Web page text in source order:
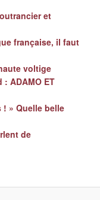
et
française, il faut
voltige
ADAMO ET
! » Quelle belle
de